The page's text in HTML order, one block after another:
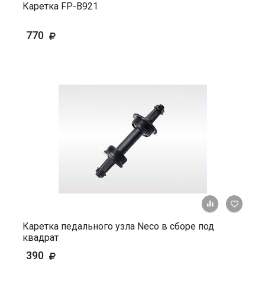
Каретка FP-В921
770
+ К
Каретка педального узла Neco в сборе под
квадрат
390